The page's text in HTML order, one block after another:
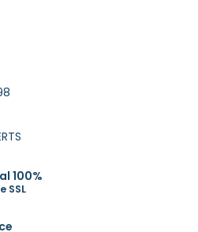
100%
SSL